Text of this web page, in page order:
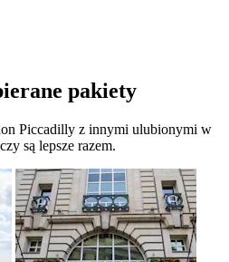
pakiety
Piccadilly z innymi ulubionymi w
są lepsze razem.